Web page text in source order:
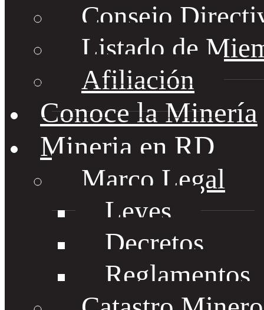
Consejo
Listado de
Afiliación
Conoce la Minería
Mineria en RD
Marco Legal
Leyes
Decretos
Reglamentos